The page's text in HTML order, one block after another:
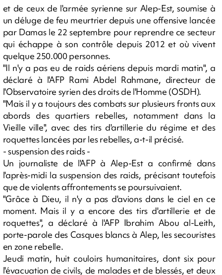
et de ceux de l'armée syrienne sur Alep-Est, soumise à
un déluge de feu meurtrier depuis une offensive lancée
par Damas le 22 septembre pour reprendre ce secteur
qui échappe à son contrôle depuis 2012 et où vivent
quelque 250.000 personnes.
"Il n'y a pas eu de raids aériens depuis mardi matin", a
déclaré à l'AFP Rami Abdel Rahmane, directeur de
l'Observatoire syrien des droits de l'Homme (OSDH).
"Mais il y a toujours des combats sur plusieurs fronts aux
abords des quartiers rebelles, notamment dans la
Vieille ville", avec des tirs d'artillerie du régime et des
roquettes lancées par les rebelles, a-t-il précisé.
- suspension des raids -
Un journaliste de l'AFP à Alep-Est a confirmé dans
l'après-midi la suspension des raids, précisant toutefois
que de violents affrontements se poursuivaient.
"Grâce à Dieu, il n'y a pas d'avions dans le ciel en ce
moment. Mais il y a encore des tirs d'artillerie et de
roquettes", a déclaré à l'AFP Ibrahim Abou al-Leith,
porte-parole des Casques blancs à Alep, les secouristes
en zone rebelle.
Jeudi matin, huit couloirs humanitaires, dont six pour
l'évacuation de civils, de malades et de blessés, et deux